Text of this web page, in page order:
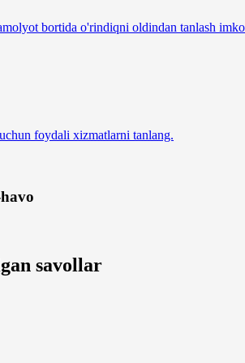
bortida o'rindiqni oldindan tanlash
foydali xizmatlarni tanlang.
savollar